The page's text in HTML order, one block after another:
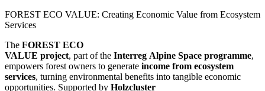
FOREST ECO VALUE: Creating Economic Value from Ecosystem
Services
The FOREST ECO
VALUE project, part of the Interreg Alpine Space programme,
empowers forest owners to generate income from ecosystem
services, turning environmental benefits into tangible economic
opportunities. Supported by Holzcluster